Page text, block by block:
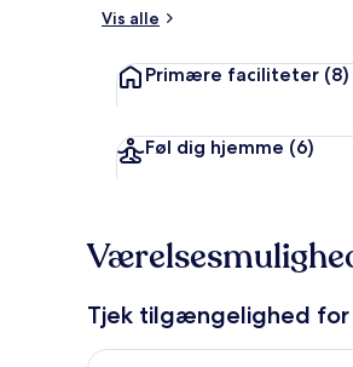
Vis alle
Primære faciliteter (8)
Føl dig hjemme (6)
Tjek tilgængelighed for
Tjek tilgængelighed for i aften